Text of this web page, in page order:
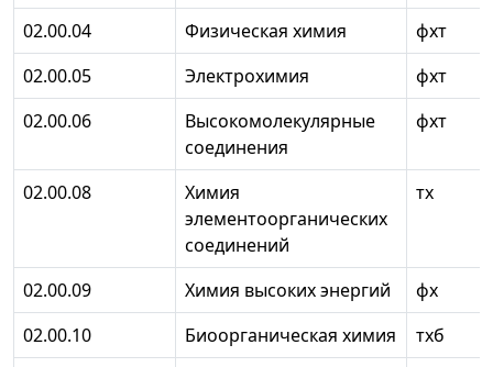
02.00.04
Физическая химия
фхт
02.00.05
Электрохимия
фхт
02.00.06
Высокомолекулярные
соединения
фхт
02.00.08
Химия
элементоорганических
соединений
тх
02.00.09 Химия высоких энергий
фх
02.00.10
Биоорганическая химия
тхб